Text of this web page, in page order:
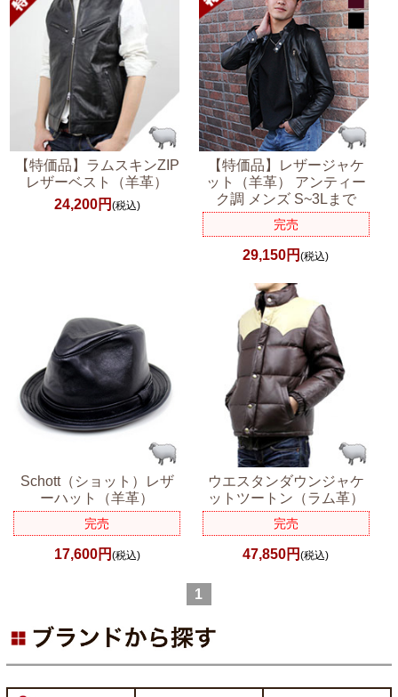
【特価品】ラムスキンZIP
レザーベスト（羊革）
24,200円 (税込)
【特価品】レザージャケ
ット（羊革） アンティー
ク調 メンズ S~3Lまで
完売
29,150円(税込)
Schott（ショット）レザ
ーハット（羊革）
完売
17,600円 (税込)
ウエスタンダウンジャケ
ットツートン（ラム革）
完売
47,850円(税込)
1